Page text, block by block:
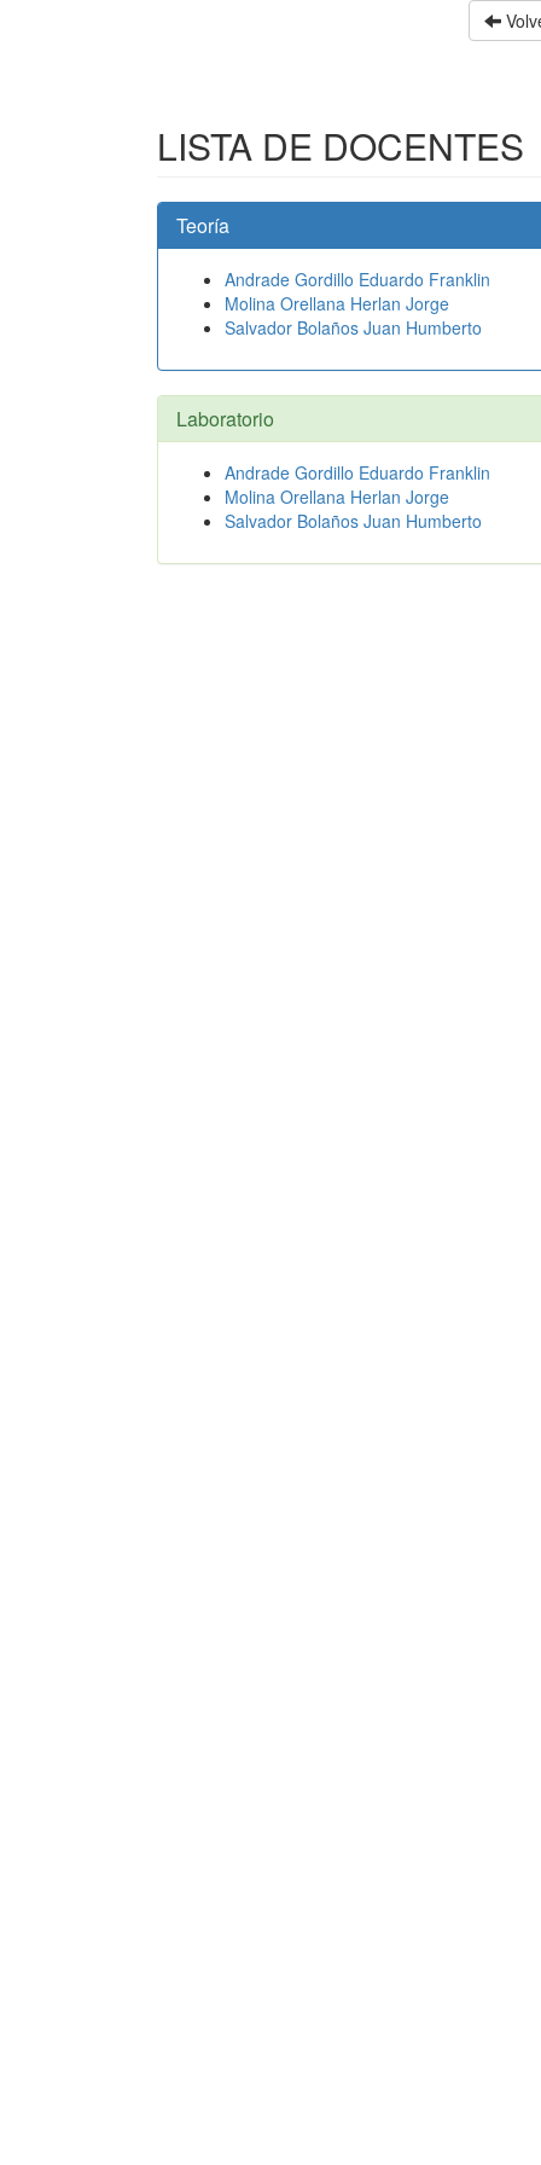
LISTA DE DOCENTES
Teoría
Andrade Gordillo Eduardo Franklin
Molina Orellana Herlan Jorge
Salvador Bolaños Juan Humberto
Laboratorio
Andrade Gordillo Eduardo Franklin
Molina Orellana Herlan Jorge
Salvador Bolaños Juan Humberto